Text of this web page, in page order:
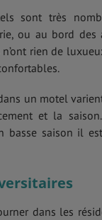
sont très
ou au bord des
rien de
un motel
et la
basse saison il
dans les